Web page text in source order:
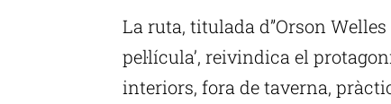
La ruta, titulada d”Orson
pel·lícula’, reivindica el
interiors, fora de taverna,